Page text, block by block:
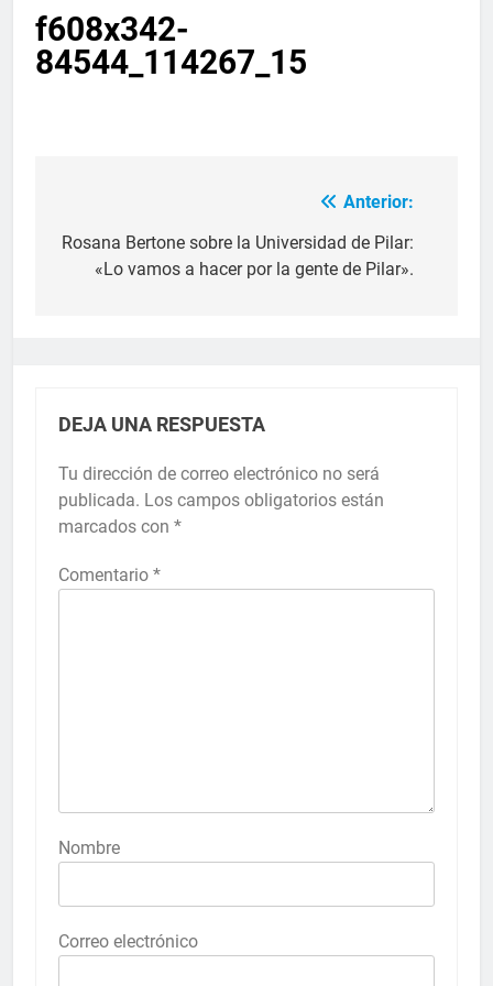
f608x342-
84544_114267_15
Anterior:
Rosana Bertone sobre la Universidad de Pilar:
«Lo vamos a hacer por la gente de Pilar».
DEJA UNA RESPUESTA
Tu dirección de correo electrónico no será
publicada. Los campos obligatorios están
marcados con *
Comentario *
Nombre
Correo electrónico